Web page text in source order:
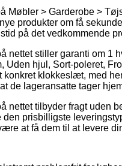
Møbler > Garderobe >
produkter om få
på det vedkommende
nettet stiller garanti om 1
Uden hjul, Sort-poleret,
konkret klokkeslæt, med
de lageransatte tager
nettet tilbyder fragt uden
prisbilligste
at få dem til at levere